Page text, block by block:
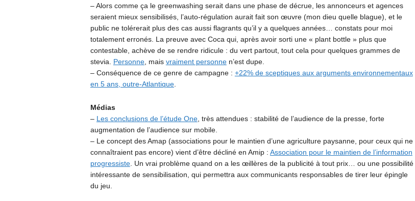
– Alors comme ça le greenwashing serait dans une phase de décrue, les annonceurs et agences
seraient mieux sensibilisés, l’auto-régulation aurait fait son œuvre (mon dieu quelle blague), et le
public ne tolérerait plus des cas aussi flagrants qu’il y a quelques années… constats pour moi
totalement erronés. La preuve avec Coca qui, après avoir sorti une « plant bottle » plus que
contestable, achève de se rendre ridicule : du vert partout, tout cela pour quelques grammes de
stevia. Personne, mais vraiment personnen’est dupe.
– Conséquence de ce genre de campagne : +22% de sceptiques aux arguments environnementaux
en 5 ans, outre-Atlantique.
Médias
– Les conclusions de l’étude One, très attendues : stabilité de l’audience de la presse, forte
augmentation de l’audience sur mobile.
– Le concept des Amap (associations pour le maintien d’une agriculture paysanne, pour ceux qui ne
connaîtraient pas encore) vient d’être décliné en Amip : Association pour le maintien de l’information
progressiste. Un vrai problème quand on a les œillères de la publicité à tout prix… ou une possibilité
intéressante de sensibilisation, qui permettra aux communicants responsables de tirer leur épingle
du jeu.